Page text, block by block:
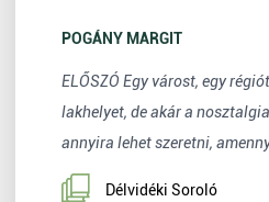
POGÁNY MARGIT
ELŐSZÓ Egy várost, egy
lakhelyet, de akár a
annyira lehet szeretni,
Délvidéki Soroló